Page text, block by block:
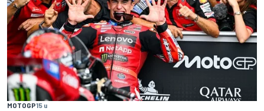
MOTOGP15 u